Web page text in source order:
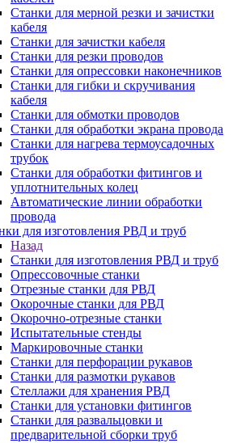
Станки для мерной резки и зачистки
кабеля
Станки для зачистки кабеля
Станки для резки проводов
Станки для опрессовки наконечников
Станки для гибки и скручивания
кабеля
Станки для обмотки проводов
Станки для обработки экрана провода
Станки для нагрева термоусадочных
трубок
Станки для обработки фитингов и
уплотнительных колец
Автоматические линии обработки
провода
для изготовления РВД и труб
Назад
Станки для изготовления РВД и труб
Опрессовочные станки
Отрезные станки для РВД
Окорочные станки для РВД
Окорочно-отрезные станки
Испытательные стенды
Маркировочные станки
Станки для перфорации рукавов
Станки для размотки рукавов
Стеллажи для хранения РВД
Станки для установки фитингов
Станки для развальцовки и
предварительной сборки труб